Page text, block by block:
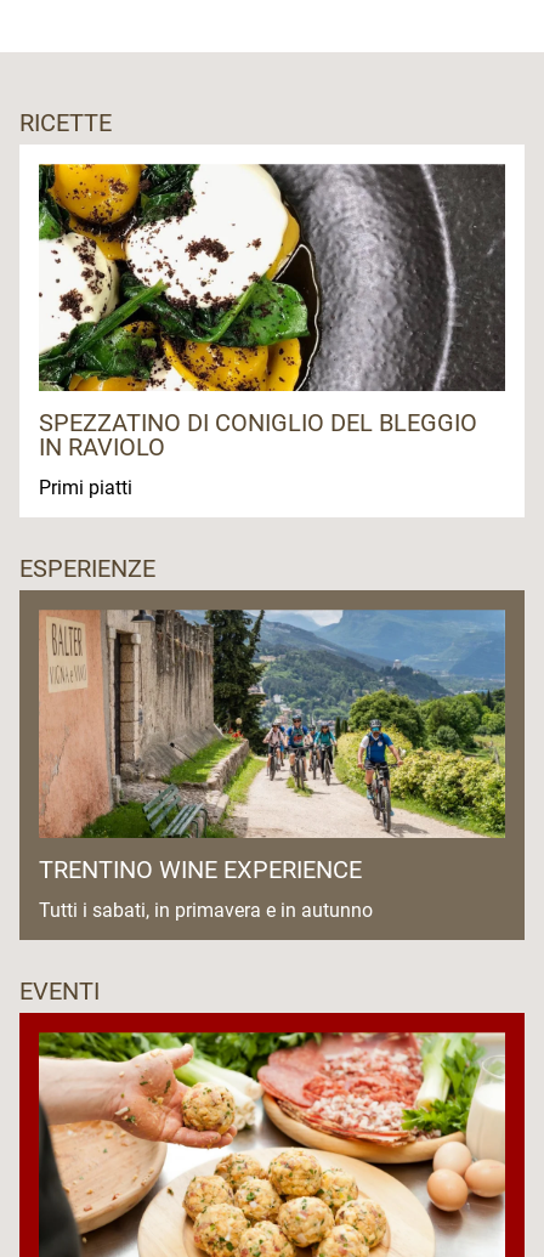
RICETTE
SPEZZATINO DI CONIGLIO DEL BLEGGIO
IN RAVIOLO
Primi piatti
ESPERIENZE
TRENTINO WINE EXPERIENCE
Tutti i sabati, in primavera e in autunno
EVENTI